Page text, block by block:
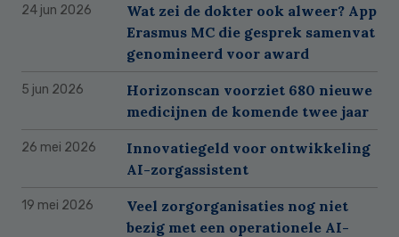
24 jun 2026
Wat zei de dokter ook alweer? App
Erasmus MC die gesprek samenvat
genomineerd voor award
5 jun 2026
Horizonscan voorziet 680 nieuwe
medicijnen de komende twee jaar
26 mei 2026
Innovatiegeld voor ontwikkeling
AI-zorgassistent
19 mei 2026
Veel zorgorganisaties nog niet
bezig met een operationele AI-